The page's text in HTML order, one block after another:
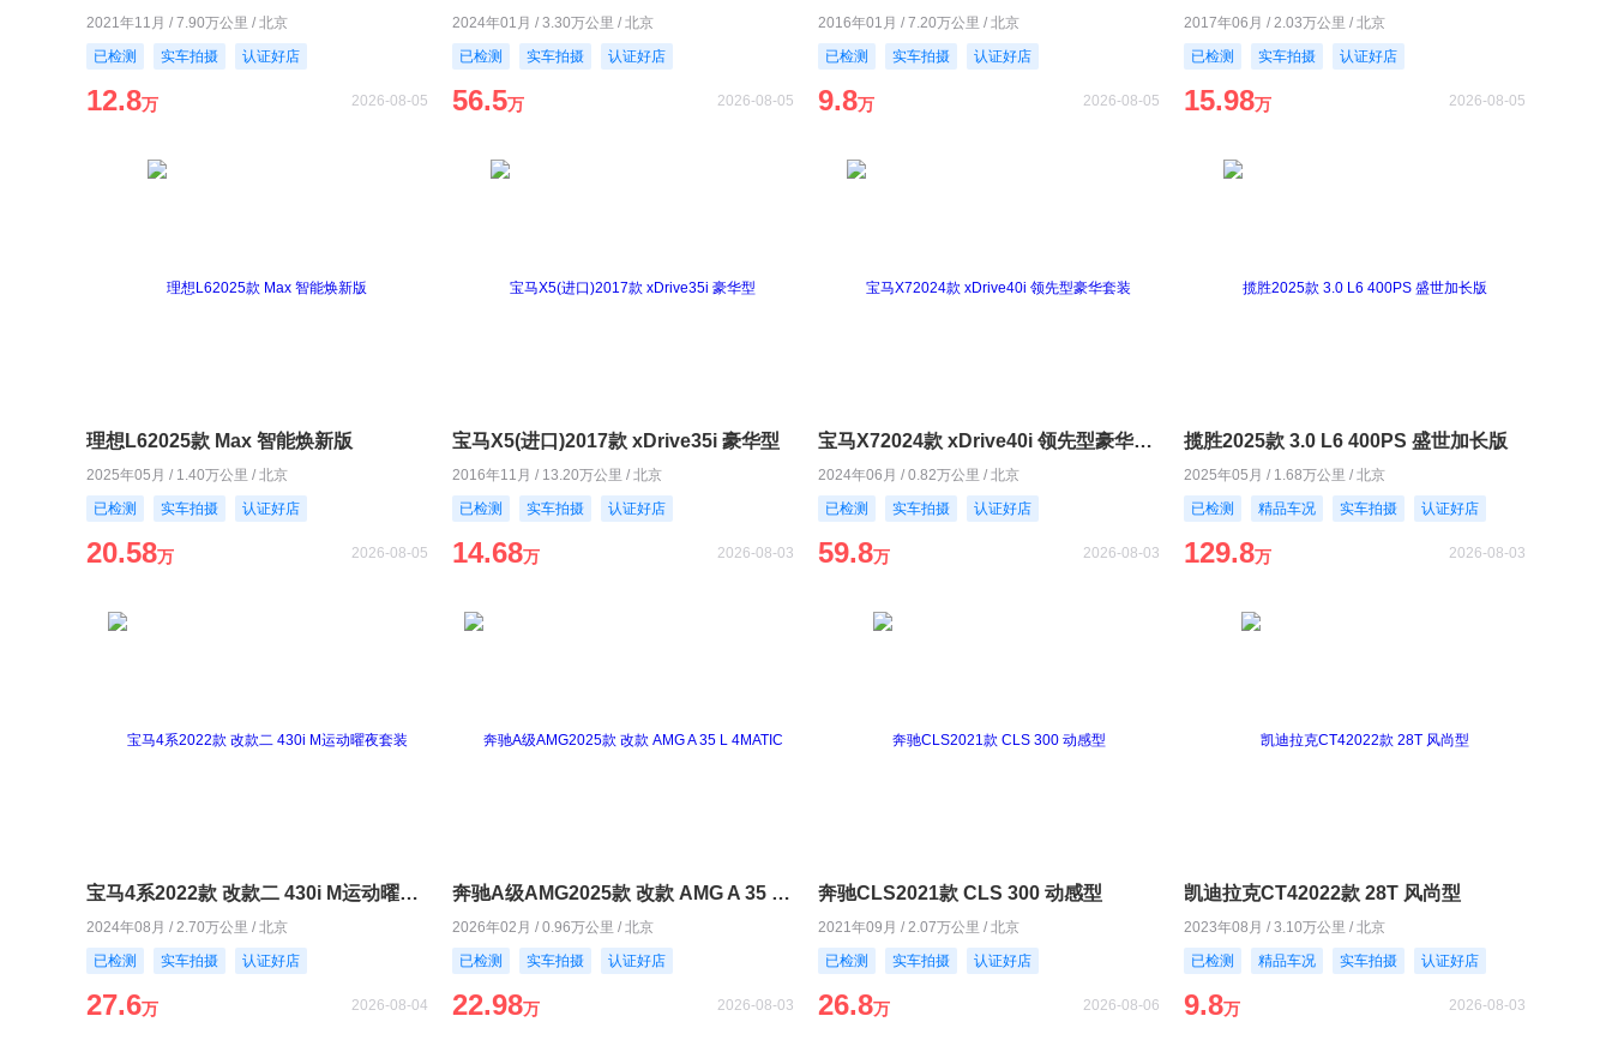
2021年11月 / 7.90万公里 / 北京
已检测
实车拍摄 认证好店
12.8万 2026-08-05
2024年01月 / 3.30万公里 / 北京
已检测
实车拍摄 认证好店
56.5万 2026-08-05
2016年01月 / 7.20万公里 / 北京
已检测
实车拍摄 认证好店
9.8万 2026-08-05
2017年06月 / 2.03万公里 / 北京
已检测
实车拍摄 认证好店
15.98万 2026-08-05
理想L62025款 Max 智能焕新版
2025年05月 / 1.40万公里 / 北京
已检测
实车拍摄 认证好店
20.58万 2026-08-05
宝马X5(进口)2017款 xDrive35i 豪华型
2016年11月 / 13.20万公里 / 北京
已检测
实车拍摄 认证好店
14.68万 2026-08-03
宝马X72024款 xDrive40i 领先型豪华套装
2024年06月 / 0.82万公里 / 北京
已检测
实车拍摄 认证好店
59.8万 2026-08-03
揽胜2025款 3.0 L6 400PS 盛世加长版
2025年05月 / 1.68万公里 / 北京
已检测
精品车况 实车拍摄 认证好店
129.8万 2026-08-03
宝马4系2022款 改款二 430i M运动曜夜套装
2024年08月 / 2.70万公里 / 北京
已检测
实车拍摄 认证好店
27.6万 2026-08-04
奔驰A级AMG2025款 改款 AMG A 35 L 4MATIC
2026年02月 / 0.96万公里 / 北京
已检测
实车拍摄 认证好店
22.98万 2026-08-03
奔驰CLS2021款 CLS 300 动感型
2021年09月 / 2.07万公里 / 北京
已检测
实车拍摄 认证好店
26.8万 2026-08-06
凯迪拉克CT42022款 28T 风尚型
2023年08月 / 3.10万公里 / 北京
已检测
精品车况 实车拍摄 认证好店
9.8万 2026-08-03